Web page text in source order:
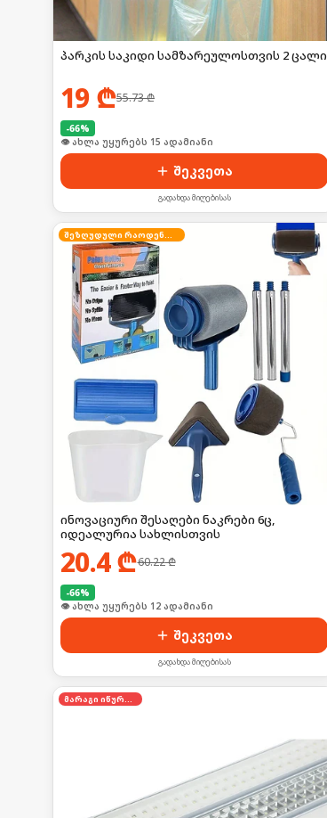
პარკის საკიდი სამზარეულოსთვის 2 ცალი
19₾55.73₾
-66%
🛒 ბოლო 24სთ-ში იყიდა 23-მა
შეკვეთა
გადახდა მიღებისას
შეზღუდული რაოდენობა
ინოვაციური შესაღები ნაკრები 6ც,
იდეალურია სახლისთვის
20.4₾60.22₾
-66%
🛒 ბოლო 24სთ-ში იყიდა 15-მა
შეკვეთა
გადახდა მიღებისას
მარაგი იწურება